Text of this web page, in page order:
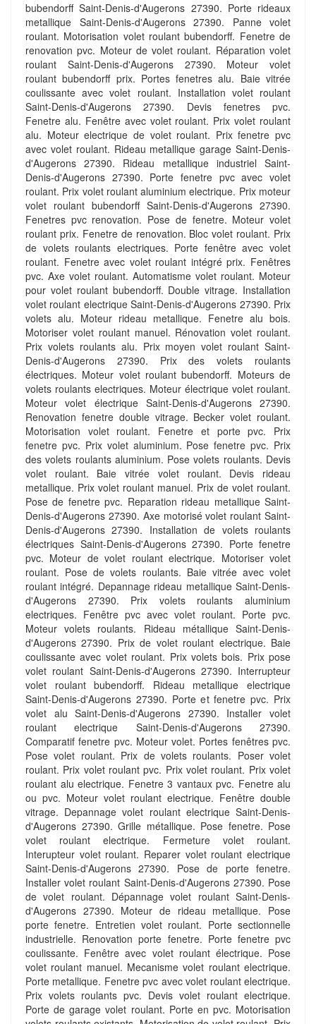
bubendorff Saint-Denis-d'Augerons 27390. Porte rideaux
metallique Saint-Denis-d'Augerons 27390. Panne volet
roulant. Motorisation volet roulant bubendorff. Fenetre de
renovation pvc. Moteur de volet roulant. Réparation volet
roulant Saint-Denis-d'Augerons 27390. Moteur volet
roulant bubendorff prix. Portes fenetres alu. Baie vitrée
coulissante avec volet roulant. Installation volet roulant
Saint-Denis-d'Augerons 27390. Devis fenetres pvc.
Fenetre alu. Fenêtre avec volet roulant. Prix volet roulant
alu. Moteur electrique de volet roulant. Prix fenetre pvc
avec volet roulant. Rideau metallique garage Saint-Denis-
d'Augerons 27390. Rideau metallique industriel Saint-
Denis-d'Augerons 27390. Porte fenetre pvc avec volet
roulant. Prix volet roulant aluminium electrique. Prix moteur
volet roulant bubendorff Saint-Denis-d'Augerons 27390.
Fenetres pvc renovation. Pose de fenetre. Moteur volet
roulant prix. Fenetre de renovation. Bloc volet roulant. Prix
de volets roulants electriques. Porte fenêtre avec volet
roulant. Fenetre avec volet roulant intégré prix. Fenêtres
pvc. Axe volet roulant. Automatisme volet roulant. Moteur
pour volet roulant bubendorff. Double vitrage. Installation
volet roulant electrique Saint-Denis-d'Augerons 27390. Prix
volets alu. Moteur rideau metallique. Fenetre alu bois.
Motoriser volet roulant manuel. Rénovation volet roulant.
Prix volets roulants alu. Prix moyen volet roulant Saint-
Denis-d'Augerons 27390. Prix des volets roulants
électriques. Moteur volet roulant bubendorff. Moteurs de
volets roulants electriques. Moteur électrique volet roulant.
Moteur volet électrique Saint-Denis-d'Augerons 27390.
Renovation fenetre double vitrage. Becker volet roulant.
Motorisation volet roulant. Fenetre et porte pvc. Prix
fenetre pvc. Prix volet aluminium. Pose fenetre pvc. Prix
des volets roulants aluminium. Pose volets roulants. Devis
volet roulant. Baie vitrée volet roulant. Devis rideau
metallique. Prix volet roulant manuel. Prix de volet roulant.
Pose de fenetre pvc. Reparation rideau metallique Saint-
Denis-d'Augerons 27390. Axe motorisé volet roulant Saint-
Denis-d'Augerons 27390. Installation de volets roulants
électriques Saint-Denis-d'Augerons 27390. Porte fenetre
pvc. Moteur de volet roulant electrique. Motoriser volet
roulant. Pose de volets roulants. Baie vitrée avec volet
roulant intégré. Depannage rideau metallique Saint-Denis-
d'Augerons 27390. Prix volets roulants aluminium
electriques. Fenêtre pvc avec volet roulant. Porte pvc.
Moteur volets roulants. Rideau métallique Saint-Denis-
d'Augerons 27390. Prix de volet roulant electrique. Baie
coulissante avec volet roulant. Prix volets bois. Prix pose
volet roulant Saint-Denis-d'Augerons 27390. Interrupteur
volet roulant bubendorff. Rideau metallique electrique
Saint-Denis-d'Augerons 27390. Porte et fenetre pvc. Prix
volet alu Saint-Denis-d'Augerons 27390. Installer volet
roulant electrique Saint-Denis-d'Augerons 27390.
Comparatif fenetre pvc. Moteur volet. Portes fenêtres pvc.
Pose volet roulant. Prix de volets roulants. Poser volet
roulant. Prix volet roulant pvc. Prix volet roulant. Prix volet
roulant alu electrique. Fenetre 3 vantaux pvc. Fenetre alu
ou pvc. Moteur volet roulant electrique. Fenêtre double
vitrage. Depannage volet roulant electrique Saint-Denis-
d'Augerons 27390. Grille métallique. Pose fenetre. Pose
volet roulant electrique. Fermeture volet roulant.
Interupteur volet roulant. Reparer volet roulant electrique
Saint-Denis-d'Augerons 27390. Pose de porte fenetre.
Installer volet roulant Saint-Denis-d'Augerons 27390. Pose
de volet roulant. Dépannage volet roulant Saint-Denis-
d'Augerons 27390. Moteur de rideau metallique. Pose
porte fenetre. Entretien volet roulant. Porte sectionnelle
industrielle. Renovation porte fenetre. Porte fenetre pvc
coulissante. Fenêtre avec volet roulant électrique. Pose
volet roulant manuel. Mecanisme volet roulant electrique.
Porte metallique. Fenetre pvc avec volet roulant electrique.
Prix volets roulants pvc. Devis volet roulant electrique.
Porte de garage volet roulant. Porte en pvc. Motorisation